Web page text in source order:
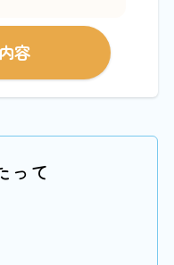
容
って